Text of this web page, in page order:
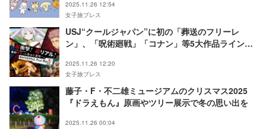
2025.11.26 12:54
女子旅プレス
USJ“クールジャパン”に初の「葬送のフリーレ
ン」、「呪術廻戦」「コナン」等5大作品ラインナ
2025.11.26 12:20
女子旅プレス
藤子・F・不二雄ミュージアムのクリスマス2025
『ドラえもん』原画やツリー展示で冬の思い出を
2025.11.26 00:04